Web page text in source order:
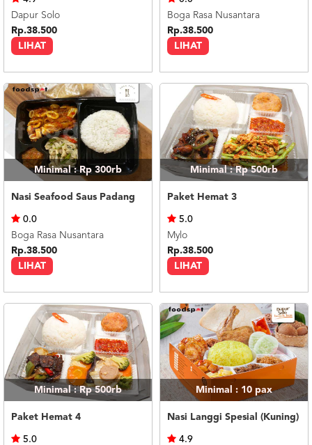
LIHAT
Dapur Solo
Rp.38.500
LIHAT
Boga Rasa Nusantara
Rp.38.500
Minimal : Rp 300rb
Nasi Seafood Saus Padang
LIHAT
0.0
Boga Rasa Nusantara
Rp.38.500
Minimal : Rp 500rb
Paket Hemat 3
LIHAT
5.0
Mylo
Rp.38.500
Minimal : Rp 500rb
Paket Hemat 4
5.0
Minimal : 10 pax
Nasi Langgi Spesial (Kuning)
4.9